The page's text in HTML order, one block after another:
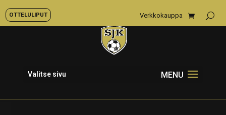
OTTELULIPUT Verkkokauppa
Valitse sivu